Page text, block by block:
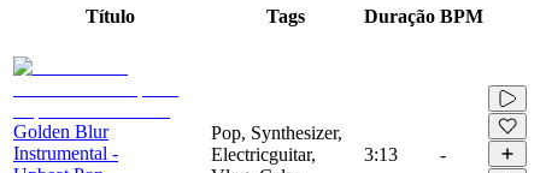
Título Tags Duração BPM
Golden Blur
Instrumental -
Pop, Synthesizer,
Electricguitar,
3:13 -